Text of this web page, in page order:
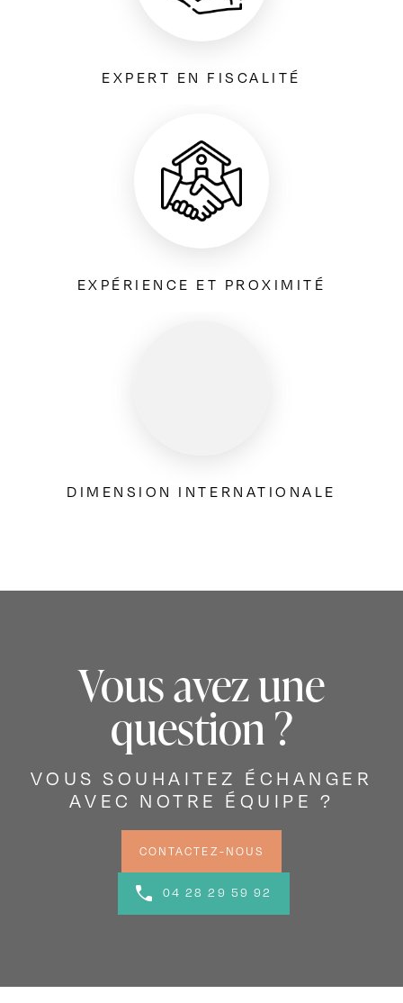
EXPERT EN FISCALITÉ
EXPÉRIENCE ET PROXIMITÉ
DIMENSION INTERNATIONALE
Vous avez une
question ?
VOUS SOUHAITEZ ÉCHANGER
AVEC NOTRE ÉQUIPE ?
CONTACTEZ-NOUS
04 28 29 59 92